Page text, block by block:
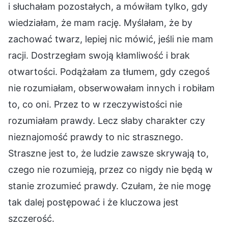
i słuchałam pozostałych, a mówiłam tylko, gdy
wiedziałam, że mam rację. Myślałam, że by
zachować twarz, lepiej nic mówić, jeśli nie mam
racji. Dostrzegłam swoją kłamliwość i brak
otwartości. Podążałam za tłumem, gdy czegoś
nie rozumiałam, obserwowałam innych i robiłam
to, co oni. Przez to w rzeczywistości nie
rozumiałam prawdy. Lecz słaby charakter czy
nieznajomość prawdy to nic strasznego.
Straszne jest to, że ludzie zawsze skrywają to,
czego nie rozumieją, przez co nigdy nie będą w
stanie zrozumieć prawdy. Czułam, że nie mogę
tak dalej postępować i że kluczowa jest
szczerość.